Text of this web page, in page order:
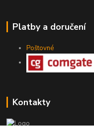
Platby a doručení
Poštovné
Kontakty